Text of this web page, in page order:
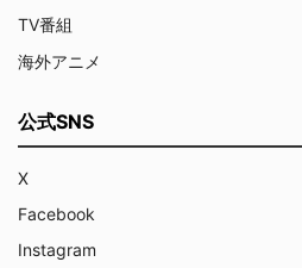
TV番組
海外アニメ
公式SNS
X
Facebook
Instagram